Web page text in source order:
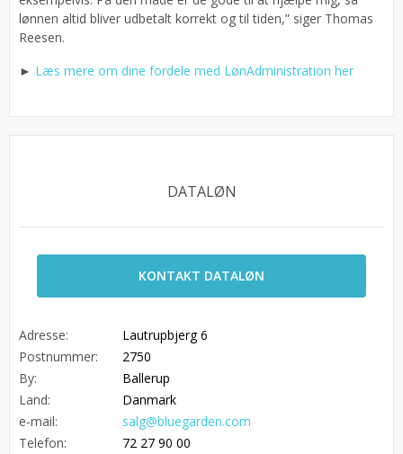
lønnen altid bliver udbetalt korrekt og til tiden,” siger Thomas
Reesen.
► Læs mere om dine fordele med LønAdministration her
DATALØN
KONTAKT DATALØN
Adresse:
Lautrupbjerg 6
Postnummer:
2750
By:
Ballerup
Land:
Danmark
e-mail:
salg@bluegarden.com
Telefon:
72 27 90 00